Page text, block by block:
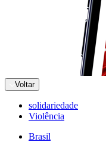
Voltar
solidariedade
Violência
Brasil